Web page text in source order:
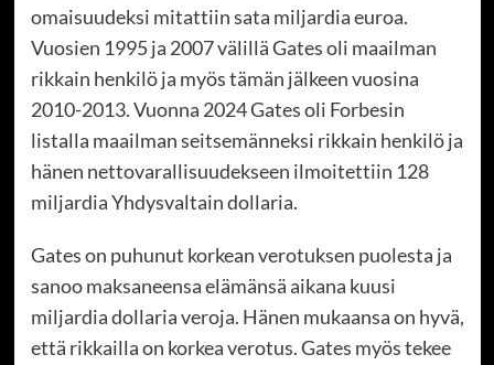
omaisuudeksi mitattiin sata miljardia euroa.
Vuosien 1995 ja 2007 välillä Gates oli maailman
rikkain henkilö ja myös tämän jälkeen vuosina
2010-2013. Vuonna 2024 Gates oli Forbesin
listalla maailman seitsemänneksi rikkain henkilö ja
hänen nettovarallisuudekseen ilmoitettiin 128
miljardia Yhdysvaltain dollaria.
Gates on puhunut korkean verotuksen puolesta ja
sanoo maksaneensa elämänsä aikana kuusi
miljardia dollaria veroja. Hänen mukaansa on hyvä,
että rikkailla on korkea verotus. Gates myös tekee